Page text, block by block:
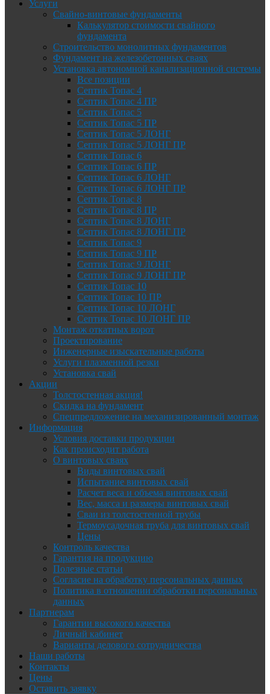
Услуги
Свайно-винтовые фундаменты
Калькулятор стоимости свайного
фундамента
Строительство монолитных фундаментов
Фундамент на железобетонных сваях
Установка автономной канализационной системы
Все позиции
Септик Топас 4
Септик Топас 4 ПР
Септик Топас 5
Септик Топас 5 ПР
Септик Топас 5 ЛОНГ
Септик Топас 5 ЛОНГ ПР
Септик Топас 6
Септик Топас 6 ПР
Септик Топас 6 ЛОНГ
Септик Топас 6 ЛОНГ ПР
Септик Топас 8
Септик Топас 8 ПР
Септик Топас 8 ЛОНГ
Септик Топас 8 ЛОНГ ПР
Септик Топас 9
Септик Топас 9 ПР
Септик Топас 9 ЛОНГ
Септик Топас 9 ЛОНГ ПР
Септик Топас 10
Септик Топас 10 ПР
Септик Топас 10 ЛОНГ
Септик Топас 10 ЛОНГ ПР
Монтаж откатных ворот
Проектирование
Инженерные изыскательные работы
Услуги плазменной резки
Установка свай
Акции
Толстостенная акция!
Скидка на фундамент
Спецпредложение на механизированный монтаж
Информация
Условия доставки продукции
Как происходит работа
О винтовых сваях
Виды винтовых свай
Испытание винтовых свай
Расчет веса и объема винтовых свай
Вес, масса и размеры винтовых свай
Сваи из толстостенной трубы
Термоусадочная труба для винтовых свай
Цены
Контроль качества
Гарантия на продукцию
Полезные статьи
Согласие на обработку персональных данных
Политика в отношении обработки персональных
данных
Партнерам
Гарантии высокого качества
Личный кабинет
Варианты делового сотрудничества
Наши работы
Контакты
Цены
Оставить заявку